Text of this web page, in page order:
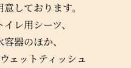
意しております。
イレ用シーツ、
器のほか、
ウェットティッシュ